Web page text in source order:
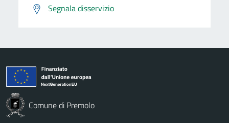
Segnala disservizio
Comune di Premolo